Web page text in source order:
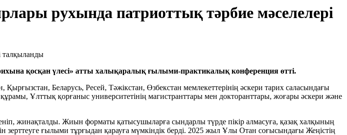
рухында патриоттық тәрбие мәселелері
қосқан үлесі» атты халықаралық ғылыми-практикалық конференция өтті.
Беларусь, Ресей, Тәжікстан, Өзбекстан мемлекеттерінің әскери тарих саласындағы
Ұлттық қорғаныс университетінің магистранттары мен докторанттары, жоғары әскери және
жинақталды. Жиын форматы қатысушыларға сындарлы түрде пікір алмасуға, қазақ халқының
зерттеуге ғылыми тұрғыдан қарауға мүмкіндік берді. 2025 жыл Ұлы Отан соғысындағы Жеңістің